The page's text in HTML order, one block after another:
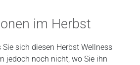
im Herbst
sich diesen Herbst Wellness
jedoch noch nicht, wo Sie ihn